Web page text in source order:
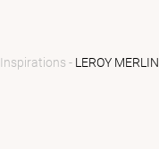
Inspirations - LEROY MERLIN